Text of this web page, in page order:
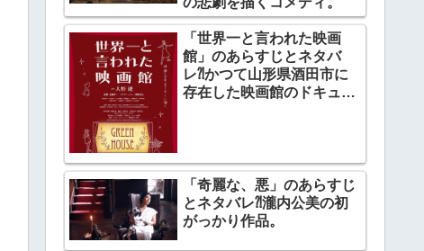
「世界一と言われた映画
館」のあらすじとネタバ
レ⁈かつて山形県酒田市に
存在した映画館のドキュメ
「奇麗な、悪」のあらすじ
とネタバレ⁈瀧内公美の初
がっかり作品。